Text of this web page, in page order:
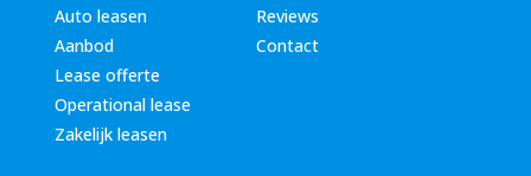
Auto leasen
Reviews
Aanbod
Contact
Lease offerte
Operational lease
Zakelijk leasen